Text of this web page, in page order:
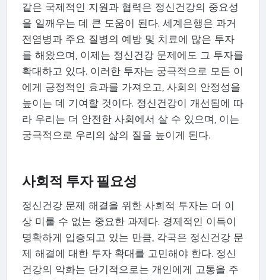
같은 국제적인 지원과 협력은 정신건강의 중요성
을 일깨우는 데 큰 도움이 된다. 세계은행은 과거
전염병과 주요 질병의 예방 및 치료에 많은 투자
를 해왔으며, 이제는 정신건강 문제에도 그 투자를
확대하고 있다. 이러한 투자는 궁극적으로 모든 이
에게 긍정적인 효과를 가져오고, 사회의 안정성을
높이는 데 기여할 것이다. 정신건강이 개선됨에 따
라 우리는 더 안전한 사회에서 살 수 있으며, 이는
궁극적으로 우리의 삶의 질을 높이게 된다.
사회적 투자 필요성
정신건강 문제 해결을 위한 사회적 투자는 더 이
상 미룰 수 없는 중요한 과제다. 경제적인 이득이
명확하게 입증되고 있는 만큼, 각국은 정신건강 문
제 해결에 대한 투자 확대를 고민해야 한다. 정신
건강의 악화는 단기적으로는 개인에게 고통을 주